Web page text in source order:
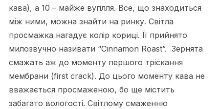
кава), а 10 – майже вугілля. Все, що знаходиться
між ними, можна знайти на ринку. Світла
просмажка нагадує колір кориці. Її прийнято
милозвучно називати “Cinnamon Roast”. Зернята
смажать аж до моменту першого тріскання
мембрани (first crack). До цього моменту кава не
вважається просмаженою, бо ще містить
забагато вологості. Світлому смаженню